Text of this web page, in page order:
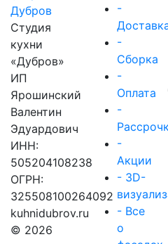
Студия
кухни
«Дубров»
ИП
Ярошинский
Валентин
Эдуардович
ИНН:
505204108238
ОГРН:
325508100264092
kuhnidubrov.ru
© 2026
-
-
Сборка
-
Оплата
-
-
Акции
- 3D-
- Все
о